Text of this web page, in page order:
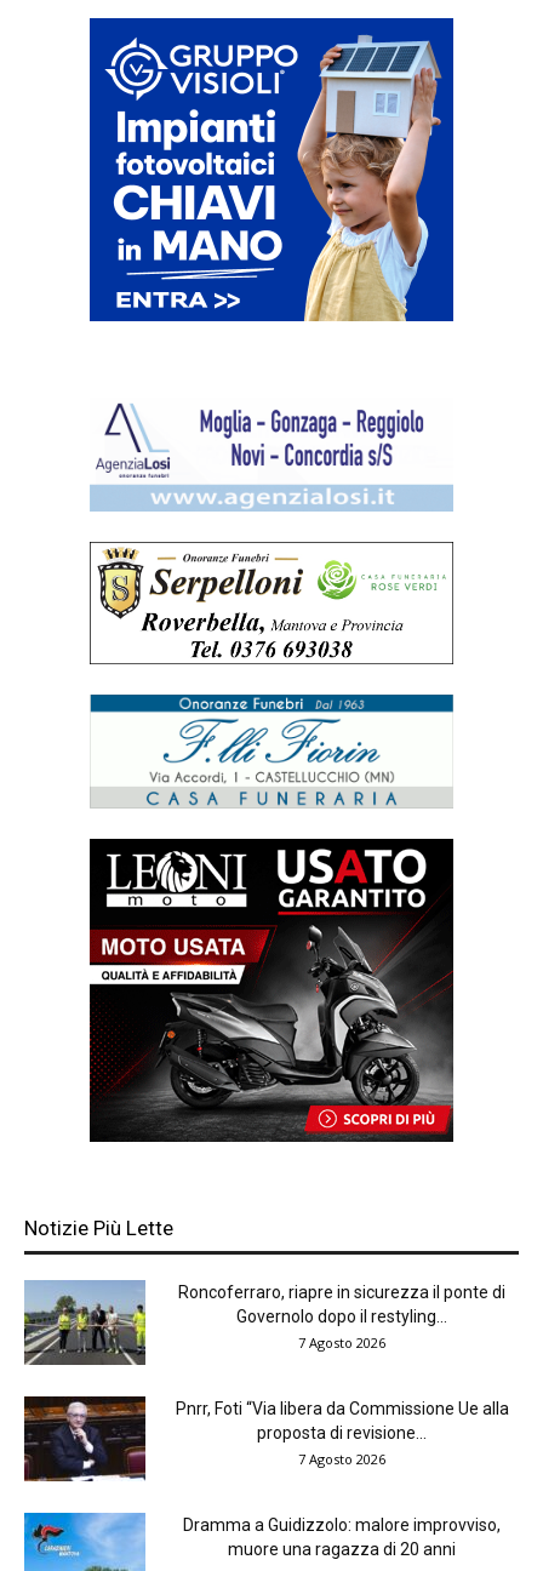
Notizie Più Lette
Roncoferraro, riapre in sicurezza il ponte di
Governolo dopo il restyling...
7 Agosto 2026
Pnrr, Foti “Via libera da Commissione Ue alla
proposta di revisione...
7 Agosto 2026
Dramma a Guidizzolo: malore improvviso,
muore una ragazza di 20 anni